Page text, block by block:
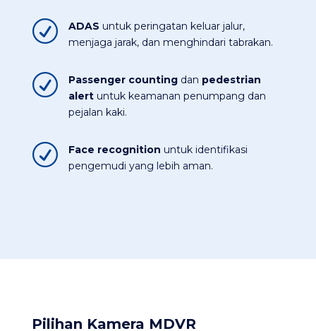
R ADAS untuk peringatan keluar jalur,
menjaga jarak, dan menghindari tabrakan.​
R Passenger countingdan pedestrian
alertuntuk keamanan penumpang dan
pejalan kaki.​
R Face recognition untuk identifikasi
pengemudi yang lebih aman.
Pilihan Kamera MDVR​